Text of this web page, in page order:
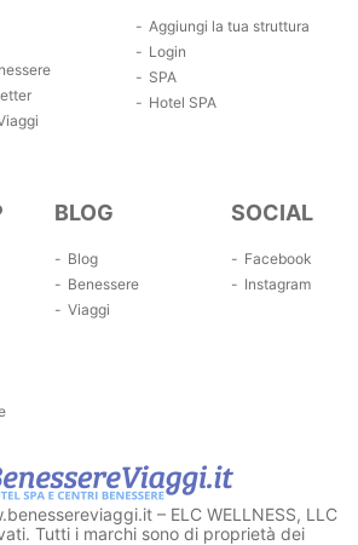
Aggiungi la tua struttura
Login
SPA
Hotel SPA
BLOG
Blog
Benessere
Viaggi
SOCIAL
Facebook
Instagram
– ELC WELLNESS, LLC
Tutti i marchi sono di proprietà dei